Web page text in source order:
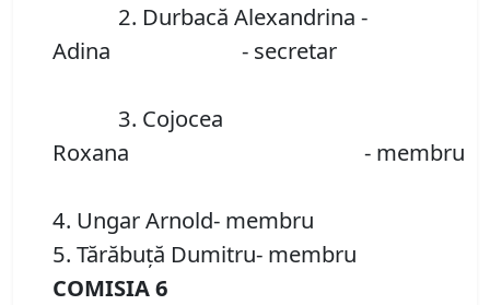
2. Durbacă Alexandrina -
Adina - secretar
3. Cojocea
Roxana - membru
4. Ungar Arnold- membru
5. Tărăbuţă Dumitru- membru
COMISIA 6